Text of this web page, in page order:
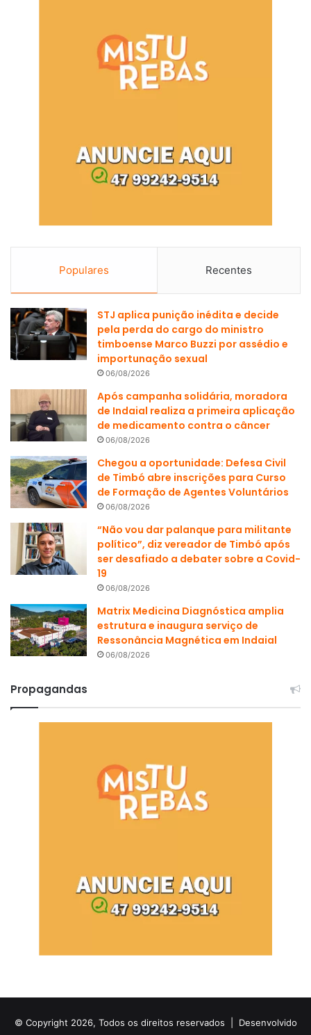
Populares Recentes
STJ aplica punição inédita e decide
pela perda do cargo do ministro
timboense Marco Buzzi por assédio e
importunação sexual
06/08/2026
Após campanha solidária, moradora
de Indaial realiza a primeira aplicação
de medicamento contra o câncer
06/08/2026
Chegou a oportunidade: Defesa Civil
de Timbó abre inscrições para Curso
de Formação de Agentes Voluntários
06/08/2026
“Não vou dar palanque para militante
político”, diz vereador de Timbó após
ser desafiado a debater sobre a Covid-
19
06/08/2026
Matrix Medicina Diagnóstica amplia
estrutura e inaugura serviço de
Ressonância Magnética em Indaial
06/08/2026
Propagandas
© Copyright 2026, Todos os direitos reservados | Desenvolvido